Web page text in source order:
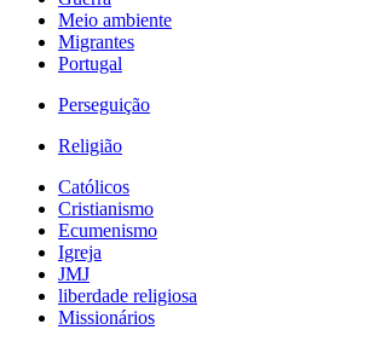
Meio ambiente
Migrantes
Portugal
Perseguição
Religião
Católicos
Cristianismo
Ecumenismo
Igreja
JMJ
liberdade religiosa
Missionários